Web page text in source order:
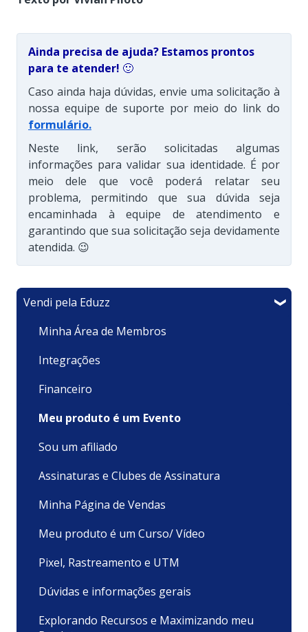
Ainda precisa de ajuda? Estamos prontos
para te atender! 🙂
Caso ainda haja dúvidas, envie uma solicitação à
nossa equipe de suporte por meio do link do
formulário.
Neste link, serão solicitadas algumas
informações para validar sua identidade. É por
meio dele que você poderá relatar seu
problema, permitindo que sua dúvida seja
encaminhada à equipe de atendimento e
garantindo que sua solicitação seja devidamente
atendida. 😉
Vendi pela Eduzz
Minha Área de Membros
Integrações
Financeiro
Meu produto é um Evento
Sou um afiliado
Assinaturas e Clubes de Assinatura
Minha Página de Vendas
Meu produto é um Curso/ Vídeo
Pixel, Rastreamento e UTM
Dúvidas e informações gerais
Explorando Recursos e Maximizando meu